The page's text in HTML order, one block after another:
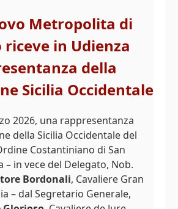
Metropolita di
in Udienza
della
Sicilia Occidentale
2026, una rappresentanza
della Sicilia Occidentale del
Costantiniano di San
– in vece del Delegato, Nob.
Bordonali, Cavaliere Gran
– dal Segretario Generale,